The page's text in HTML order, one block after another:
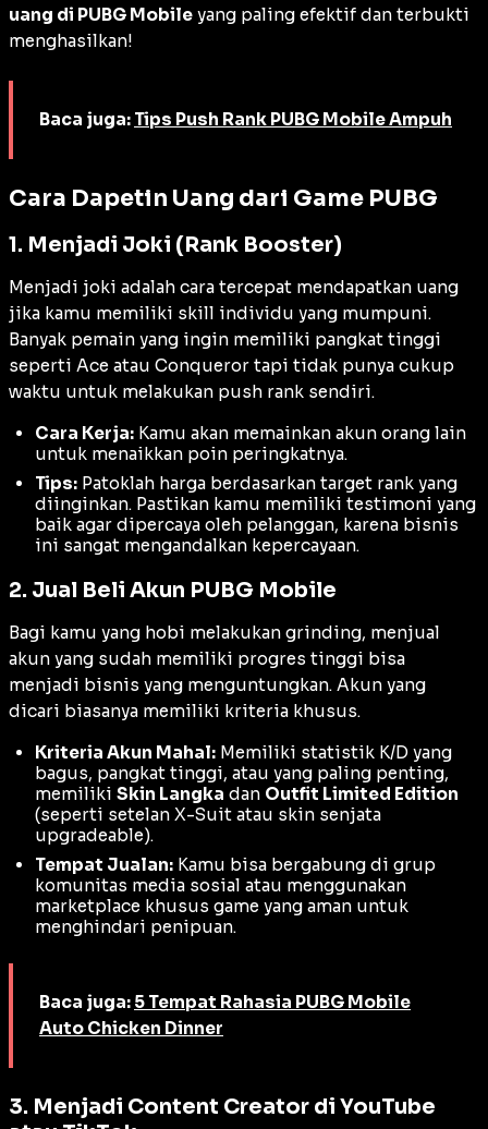
uang di PUBG Mobile yang paling efektif dan terbukti
menghasilkan!
Baca juga: Tips Push Rank PUBG Mobile Ampuh
Cara Dapetin Uang dari Game PUBG
1. Menjadi Joki (Rank Booster)
Menjadi joki adalah cara tercepat mendapatkan uang
jika kamu memiliki skill individu yang mumpuni.
Banyak pemain yang ingin memiliki pangkat tinggi
seperti Ace atau Conqueror tapi tidak punya cukup
waktu untuk melakukan push rank sendiri.
Cara Kerja: Kamu akan memainkan akun orang lain
untuk menaikkan poin peringkatnya.
Tips: Patoklah harga berdasarkan target rank yang
diinginkan. Pastikan kamu memiliki testimoni yang
baik agar dipercaya oleh pelanggan, karena bisnis
ini sangat mengandalkan kepercayaan.
2. Jual Beli Akun PUBG Mobile
Bagi kamu yang hobi melakukan grinding, menjual
akun yang sudah memiliki progres tinggi bisa
menjadi bisnis yang menguntungkan. Akun yang
dicari biasanya memiliki kriteria khusus.
Kriteria Akun Mahal: Memiliki statistik K/D yang
bagus, pangkat tinggi, atau yang paling penting,
memiliki Skin Langka dan Outfit Limited Edition
(seperti setelan X-Suit atau skin senjata
upgradeable).
Tempat Jualan: Kamu bisa bergabung di grup
komunitas media sosial atau menggunakan
marketplace khusus game yang aman untuk
menghindari penipuan.
Baca juga: 5 Tempat Rahasia PUBG Mobile
Auto Chicken Dinner
3. Menjadi Content Creator di YouTube